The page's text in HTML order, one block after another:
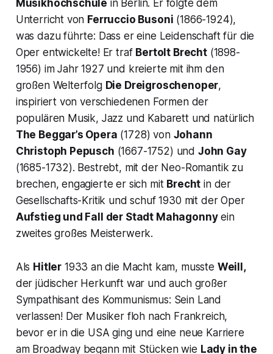
Musikhochschule in Berlin. Er folgte dem
Unterricht von Ferruccio Busoni (1866-1924),
was dazu führte: Dass er eine Leidenschaft für die
Oper entwickelte! Er traf Bertolt Brecht(1898-
1956) im Jahr 1927 und kreierte mit ihm den
großen Welterfolg Die Dreigroschenoper,
inspiriert von verschiedenen Formen der
populären Musik, Jazz und Kabarett und natürlich
The Beggar’s Opera (1728) von Johann
Christoph Pepusch (1667-1752) und John Gay
(1685-1732). Bestrebt, mit der Neo-Romantik zu
brechen, engagierte er sich mit Brecht in der
Gesellschafts-Kritik und schuf 1930 mit der Oper
Aufstieg und Fall der Stadt Mahagonnyein
zweites großes Meisterwerk.
Als Hitler 1933 an die Macht kam, musste Weill,
der jüdischer Herkunft war und auch großer
Sympathisant des Kommunismus: Sein Land
verlassen! Der Musiker floh nach Frankreich,
bevor er in die USA ging und eine neue Karriere
am Broadway begann mit Stücken wie Lady in the